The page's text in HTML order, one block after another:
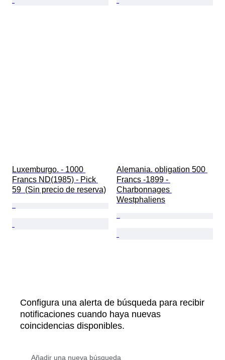
Luxemburgo. - 1000
Francs ND(1985) - Pick
59  (Sin precio de reserva)
Alemania. obligation 500
Francs -1899 -
Charbonnages
Westphaliens
Configura una alerta de búsqueda para recibir
notificaciones cuando haya nuevas
coincidencias disponibles.